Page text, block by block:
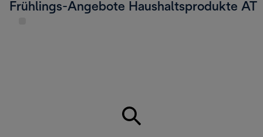
Frühlings-Angebote Haushaltsprodukte AT